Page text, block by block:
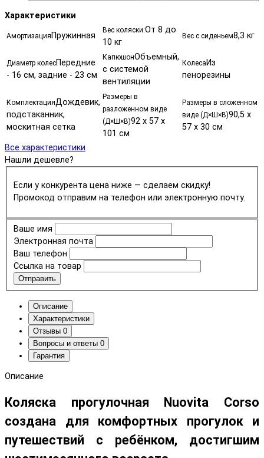
Характеристики
Амортизация Пружинная
Вес коляски:От 8 до
10 кг
Вес с сиденьем8,3 кг
Диаметр колесПередние
- 16 см, задние - 23 см
КапюшонОбъемный,
с системой
вентиляции
Колеса Из
пенорезины
КомплектацияДождевик,
подстаканник,
москитная сетка
Размеры в
разложенном виде
(Д×Ш×В)92 х 57 х
101 см
Размеры в сложенном
виде (Д×Ш×В)90,5 х
57 х 30 см
Все характеристики
Нашли дешевле?
Если у конкурента цена ниже — сделаем скидку!
Промокод отправим на телефон или электронную почту.
Ваше имя
Электронная почта
Ваш телефон
Ссылка на товар
Отправить
Описание
Характеристики
Отзывы 0
Вопросы и ответы 0
Гарантия
Описание
Коляска прогулочная Nuovita Corso
создана для комфортных прогулок и
путешествий с ребёнком, достигшим